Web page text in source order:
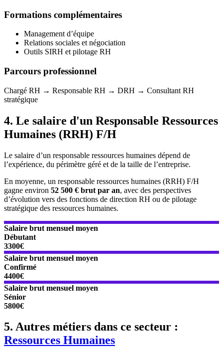
Formations complémentaires
Management d’équipe
Relations sociales et négociation
Outils SIRH et pilotage RH
Parcours professionnel
Chargé RH → Responsable RH → DRH → Consultant RH
stratégique
4. Le salaire d'un Responsable Ressources
Humaines (RRH) F/H
Le salaire d’un responsable ressources humaines dépend de
l’expérience, du périmètre géré et de la taille de l’entreprise.
En moyenne, un responsable ressources humaines (RRH) F/H
gagne environ 52 500 € brut par an, avec des perspectives
d’évolution vers des fonctions de direction RH ou de pilotage
stratégique des ressources humaines.
Salaire brut mensuel moyen
Débutant
3300€
Salaire brut mensuel moyen
Confirmé
4400€
Salaire brut mensuel moyen
Sénior
5800€
5. Autres métiers dans ce secteur :
Ressources Humaines